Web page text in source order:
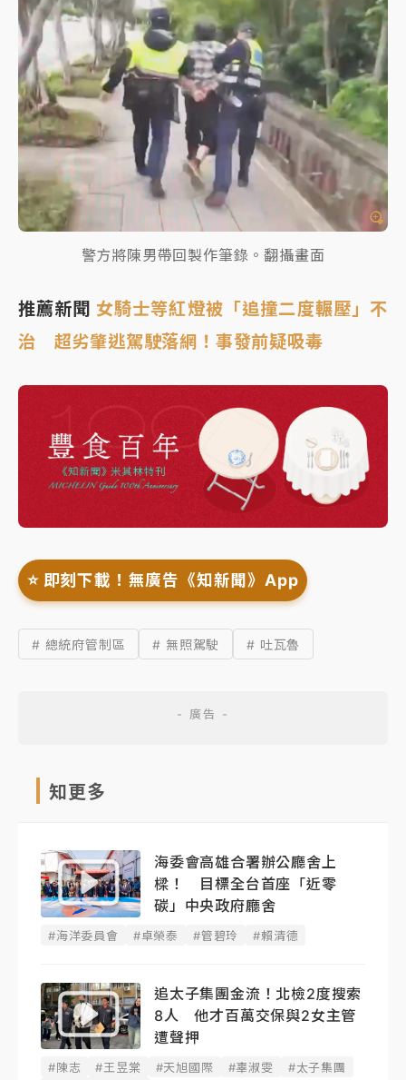
警方將陳男帶回製作筆錄。翻攝畫面
推薦新聞 女騎士等紅燈被「追撞二度輾壓」不
治 超劣肇逃駕駛落網！事發前疑吸毒
⭐️ 即刻下載！無廣告《知新聞》App
# 總統府管制區 # 無照駕駛 # 吐瓦魯
知更多
海委會高雄合署辦公廳舍上
樑！ 目標全台首座「近零
碳」中央政府廳舍
#海洋委員會 #卓榮泰 #管碧玲 #賴清德
追太子集團金流！北檢2度搜索
8人 他才百萬交保與2女主管
遭聲押
#陳志 #王昱棠 #天旭國際 #辜淑雯 #太子集團